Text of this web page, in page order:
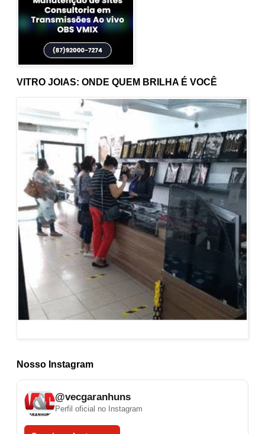
Nosso Instagram
@vecgaranhuns
Perfil oficial no Instagram
VITRO JOIAS: ONDE QUEM BRILHA É VOCÊ